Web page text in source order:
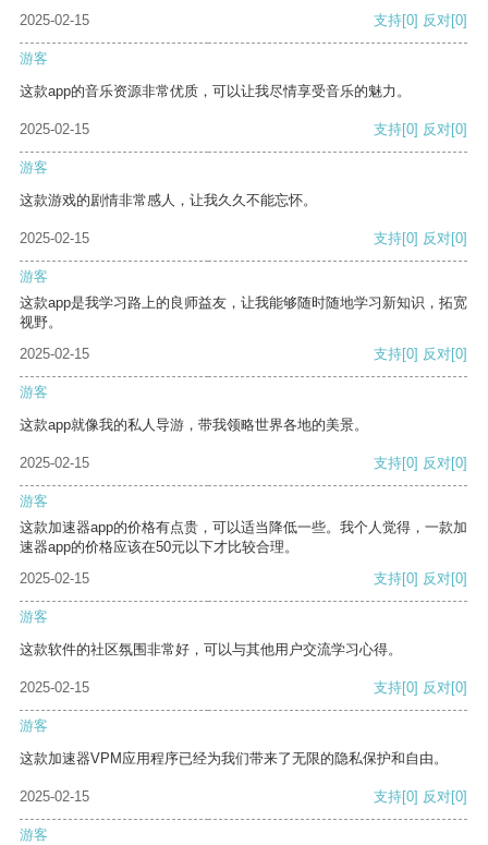
2025-02-15 支持[0] 反对[0]
游客
这款app的音乐资源非常优质，可以让我尽情享受音乐的魅力。
2025-02-15 支持[0] 反对[0]
游客
这款游戏的剧情非常感人，让我久久不能忘怀。
2025-02-15 支持[0] 反对[0]
游客
这款app是我学习路上的良师益友，让我能够随时随地学习新知识，拓宽
视野。
2025-02-15
支持[0] 反对[0]
游客
这款app就像我的私人导游，带我领略世界各地的美景。
2025-02-15 支持[0] 反对[0]
游客
这款加速器app的价格有点贵，可以适当降低一些。我个人觉得，一款加
速器app的价格应该在50元以下才比较合理。
2025-02-15
支持[0] 反对[0]
游客
这款软件的社区氛围非常好，可以与其他用户交流学习心得。
2025-02-15 支持[0] 反对[0]
游客
这款加速器VPM应用程序已经为我们带来了无限的隐私保护和自由。
2025-02-15 支持[0] 反对[0]
游客